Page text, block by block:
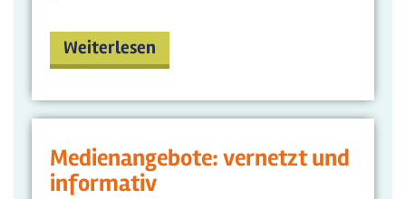
Weiterlesen
Medienangebote: vernetzt und
informativ